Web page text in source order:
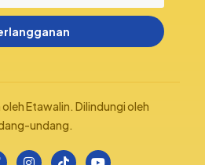
Etawalin. Dilindungi oleh
undang.
Sekarang